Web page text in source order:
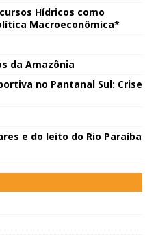
Hídricos como
Macroeconômica*
da Amazônia
no Pantanal Sul: Crise
e do leito do Rio Paraíba